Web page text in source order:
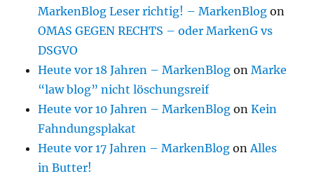
MarkenBlog Leser richtig! – MarkenBlog on
OMAS GEGEN RECHTS – oder MarkenG vs
DSGVO
Heute vor 18 Jahren – MarkenBlog onMarke
“law blog” nicht löschungsreif
Heute vor 10 Jahren – MarkenBlog onKein
Fahndungsplakat
Heute vor 17 Jahren – MarkenBlog onAlles
in Butter!